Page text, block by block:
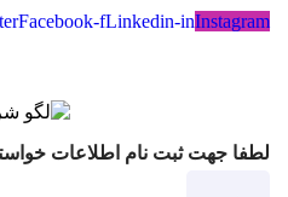
Facebook-fLinkedin-inInstagram
لطفا جهت ثبت نام اطلاعات